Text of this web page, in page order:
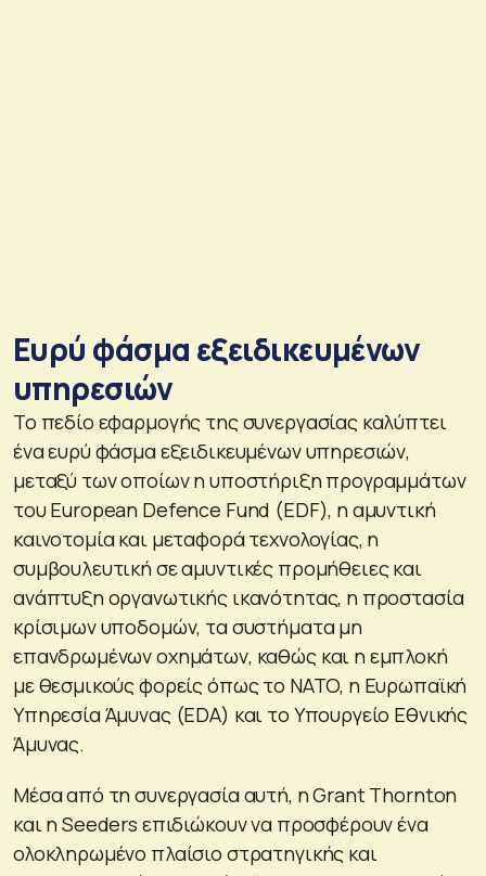
Ευρύ φάσμα εξειδικευμένων
υπηρεσιών
Το πεδίο εφαρμογής της συνεργασίας καλύπτει
ένα ευρύ φάσμα εξειδικευμένων υπηρεσιών,
μεταξύ των οποίων η υποστήριξη προγραμμάτων
του European Defence Fund (EDF), η αμυντική
καινοτομία και μεταφορά τεχνολογίας, η
συμβουλευτική σε αμυντικές προμήθειες και
ανάπτυξη οργανωτικής ικανότητας, η προστασία
κρίσιμων υποδομών, τα συστήματα μη
επανδρωμένων οχημάτων, καθώς και η εμπλοκή
με θεσμικούς φορείς όπως το NATO, η Ευρωπαϊκή
Υπηρεσία Άμυνας (EDA) και το Υπουργείο Εθνικής
Άμυνας.
Μέσα από τη συνεργασία αυτή, η Grant Thornton
και η Seeders επιδιώκουν να προσφέρουν ένα
ολοκληρωμένο πλαίσιο στρατηγικής και